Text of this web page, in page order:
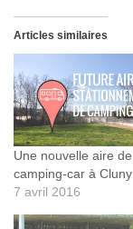
Articles similaires
Une nouvelle aire de
camping-car à Cluny
7 avril 2016